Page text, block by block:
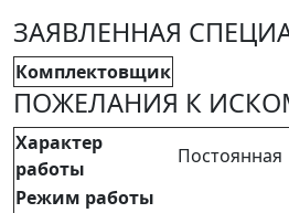
ЗАЯВЛЕННАЯ
Комплектовщик
ПОЖЕЛАНИЯ К
Характер
работы
Постоянная
Режим работы